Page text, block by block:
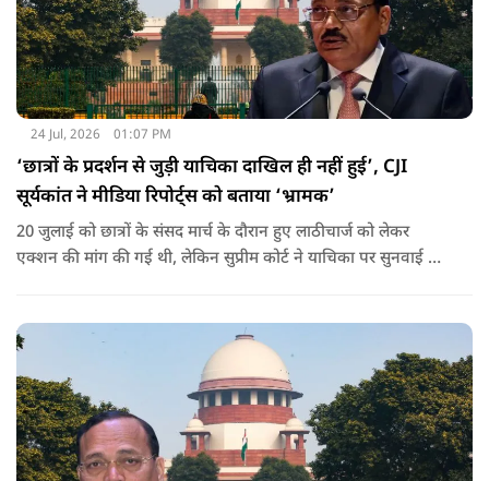
24 Jul, 2026 01:07 PM
‘छात्रों के प्रदर्शन से जुड़ी याचिका दाखिल ही नहीं हुई’, CJI
सूर्यकांत ने मीडिया रिपोर्ट्स को बताया ‘भ्रामक’
20 जुलाई को छात्रों के संसद मार्च के दौरान हुए लाठीचार्ज को लेकर
एक्शन की मांग की गई थी, लेकिन सुप्रीम कोर्ट ने याचिका पर सुनवाई से